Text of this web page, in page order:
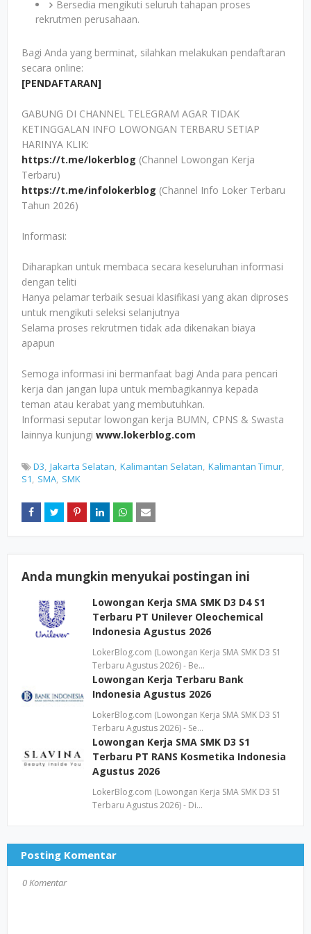
Bersedia mengikuti seluruh tahapan proses
rekrutmen perusahaan.
Bagi Anda yang berminat, silahkan melakukan pendaftaran
secara online:
[PENDAFTARAN]
GABUNG DI CHANNEL TELEGRAM AGAR TIDAK
KETINGGALAN INFO LOWONGAN TERBARU SETIAP
HARINYA KLIK:
https://t.me/lokerblog (Channel Lowongan Kerja
Terbaru)
https://t.me/infolokerblog (Channel Info Loker Terbaru
Tahun 2026)
Informasi:
Diharapkan untuk membaca secara keseluruhan informasi
dengan teliti
Hanya pelamar terbaik sesuai klasifikasi yang akan diproses
untuk mengikuti seleksi selanjutnya
Selama proses rekrutmen tidak ada dikenakan biaya
apapun
Semoga informasi ini bermanfaat bagi Anda para pencari
kerja dan jangan lupa untuk membagikannya kepada
teman atau kerabat yang membutuhkan.
Informasi seputar lowongan kerja BUMN, CPNS & Swasta
lainnya kunjungi www.lokerblog.com
D3 Jakarta Selatan Kalimantan Selatan Kalimantan Timur
S1
SMA SMK
Anda mungkin menyukai postingan ini
Lowongan Kerja SMA SMK D3 D4 S1
Terbaru PT Unilever Oleochemical
Indonesia Agustus 2026
LokerBlog.com (Lowongan Kerja SMA SMK D3 S1
Terbaru Agustus 2026) - Be…
Lowongan Kerja Terbaru Bank
Indonesia Agustus 2026
LokerBlog.com (Lowongan Kerja SMA SMK D3 S1
Terbaru Agustus 2026) - Se…
Lowongan Kerja SMA SMK D3 S1
Terbaru PT RANS Kosmetika Indonesia
Agustus 2026
LokerBlog.com (Lowongan Kerja SMA SMK D3 S1
Terbaru Agustus 2026) - Di…
Posting Komentar
0 Komentar